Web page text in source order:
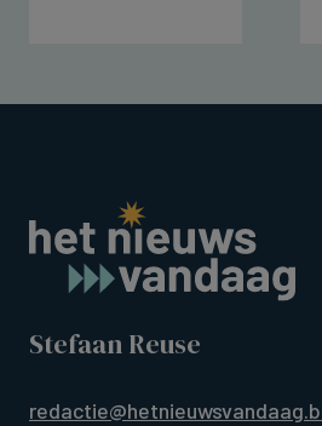
Stefaan Reuse